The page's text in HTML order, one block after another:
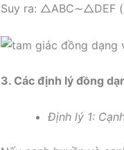
Suy ra: △ABC∼△DEF
3. Các định lý đồng
Định lý 1: